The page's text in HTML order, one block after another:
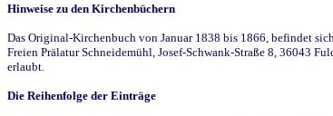
Hinweise zu den Kirchenbüchern
Das Original-Kirchenbuch von Januar 1838 bis 1866, befindet
Freien Prälatur Schneidemühl, Josef-Schwank-Straße 8, 36043
erlaubt.
Die Reihenfolge der Einträge